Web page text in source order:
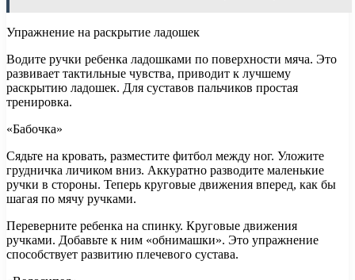
Упражнение на раскрытие ладошек
Водите ручки ребенка ладошками по поверхности мяча. Это
развивает тактильные чувства, приводит к лучшему
раскрытию ладошек. Для суставов пальчиков простая
тренировка.
«Бабочка»
Сядьте на кровать, разместите фитбол между ног. Уложите
грудничка личиком вниз. Аккуратно разводите маленькие
ручки в стороны. Теперь круговые движения вперед, как бы
шагая по мячу ручками.
Переверните ребенка на спинку. Круговые движения
ручками. Добавьте к ним «обнимашки». Это упражнение
способствует развитию плечевого сустава.